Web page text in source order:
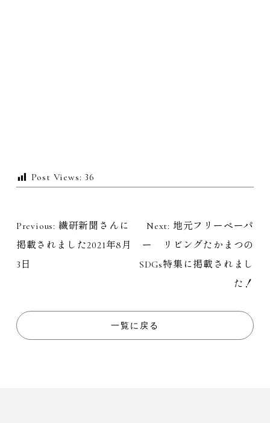
Post Views: 36
投
稿
ビ
ゲ
Previous: 繊研新聞さんに
掲載されました2021年8月
3日
Next: 地元フリーペーパ
ー リビングたかまつの
SDGs特集に掲載されまし
た！
一覧に戻る